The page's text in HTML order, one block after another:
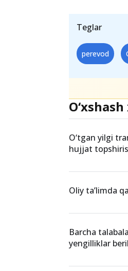
Avvalroq
mumkinligi
Teglar
O‘tgan yilgi
Oliy ta’limda